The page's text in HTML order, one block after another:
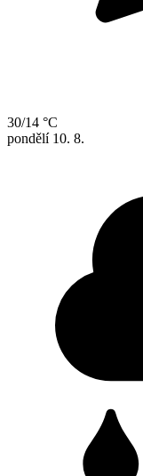
30/14 °C
pondělí 10. 8.